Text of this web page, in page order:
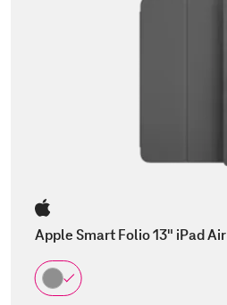
Apple Smart Folio 13" iPad Air